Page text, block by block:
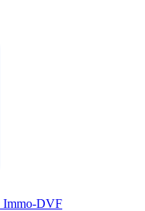
Immo-DVF